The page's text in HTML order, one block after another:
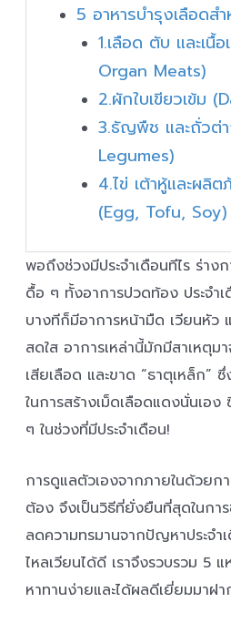
5 อาหารบำรุงเลือด
1.เลือด ตับ และเ
Organ Meats)
2.ผักใบเขียวเข้ม
3.ธัญพืช และถั่วต่
Legumes)
4.ไข่ เต้าหู้และผลิ
(Egg, Tofu, Soy)
พอถึงช่วงมีประจำเดือนทีไร ร่าง
ดื้อ ๆ ทั้งอาการปวดท้อง ประจำ
บางทีก็มีอาการหน้ามืด เวียนหัว
สดใส อาการเหล่านี้มักมีสาเหตุ
เสียเลือด และขาด “ธาตุเหล็ก”
ในการสร้างเม็ดเลือดแดงนั่นเอง
ๆ ในช่วงที่มีประจำเดือน!
การดูแลตัวเองจากภายในด้วยก
ต้อง จึงเป็นวิธีที่ยั่งยืนที่สุดในกา
ลดความทรมานจากปัญหาประจำ
ไหลเวียนได้ดี เราจึงรวบรวม 5
หาทานง่ายและได้ผลดีเยี่ยมมาฝ